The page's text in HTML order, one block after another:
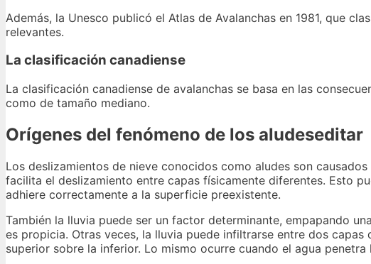
Además, la Unesco publicó el Atlas de Avalanchas en 1981, que
relevantes.
La clasificación canadiense
La clasificación canadiense de avalanchas se basa en las
como de tamaño mediano.
Orígenes del fenómeno de los aludeseditar
Los deslizamientos de nieve conocidos como aludes son
facilita el deslizamiento entre capas físicamente diferentes. Esto
adhiere correctamente a la superficie preexistente.
También la lluvia puede ser un factor determinante, empapando
es propicia. Otras veces, la lluvia puede infiltrarse entre dos
superior sobre la inferior. Lo mismo ocurre cuando el agua